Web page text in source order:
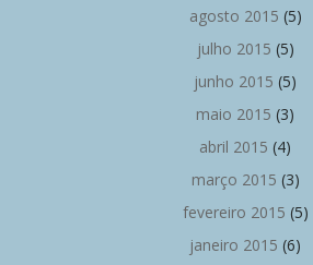
agosto 2015 (5)
julho 2015 (5)
junho 2015 (5)
maio 2015 (3)
abril 2015 (4)
março 2015 (3)
fevereiro 2015 (5)
janeiro 2015 (6)